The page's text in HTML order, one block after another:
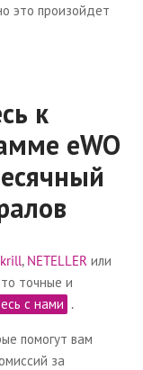
это произойдет
к
eWO
, NETELLER или
точные и
с нами .
помогут вам
за